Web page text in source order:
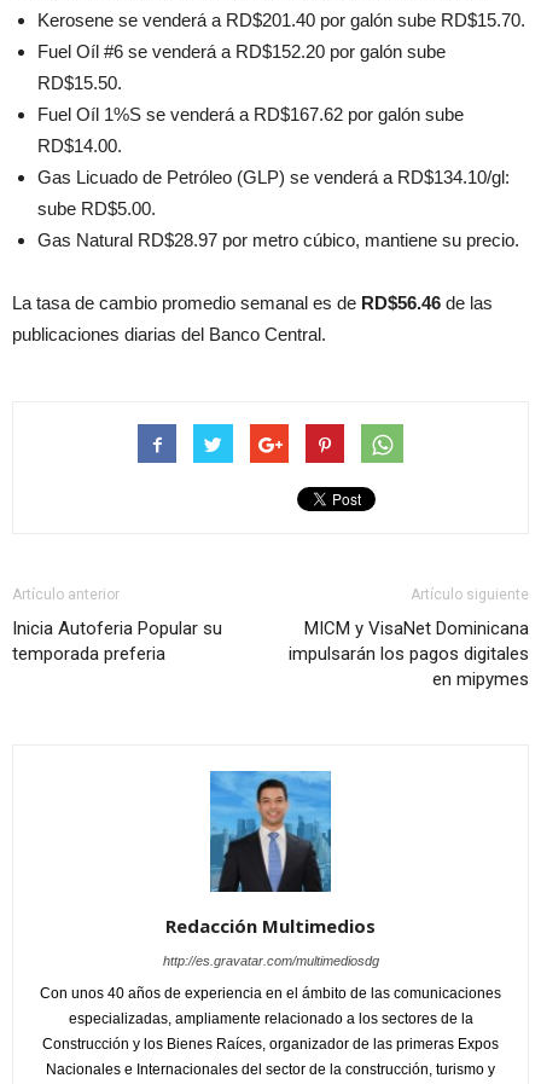
Kerosene se venderá a RD$201.40 por galón sube RD$15.70.
Fuel Oíl #6 se venderá a RD$152.20 por galón sube
RD$15.50.
Fuel Oíl 1%S se venderá a RD$167.62 por galón sube
RD$14.00.
Gas Licuado de Petróleo (GLP) se venderá a RD$134.10/gl:
sube RD$5.00.
Gas Natural RD$28.97 por metro cúbico, mantiene su precio.
La tasa de cambio promedio semanal es de RD$56.46 de las
publicaciones diarias del Banco Central.
Artículo anterior
Inicia Autoferia Popular su
temporada preferia
Artículo siguiente
MICM y VisaNet Dominicana
impulsarán los pagos digitales
en mipymes
Redacción Multimedios
http://es.gravatar.com/multimediosdg
Con unos 40 años de experiencia en el ámbito de las comunicaciones
especializadas, ampliamente relacionado a los sectores de la
Construcción y los Bienes Raíces, organizador de las primeras Expos
Nacionales e Internacionales del sector de la construcción, turismo y